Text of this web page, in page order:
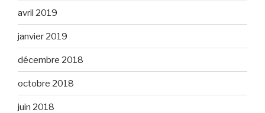
avril 2019
janvier 2019
décembre 2018
octobre 2018
juin 2018